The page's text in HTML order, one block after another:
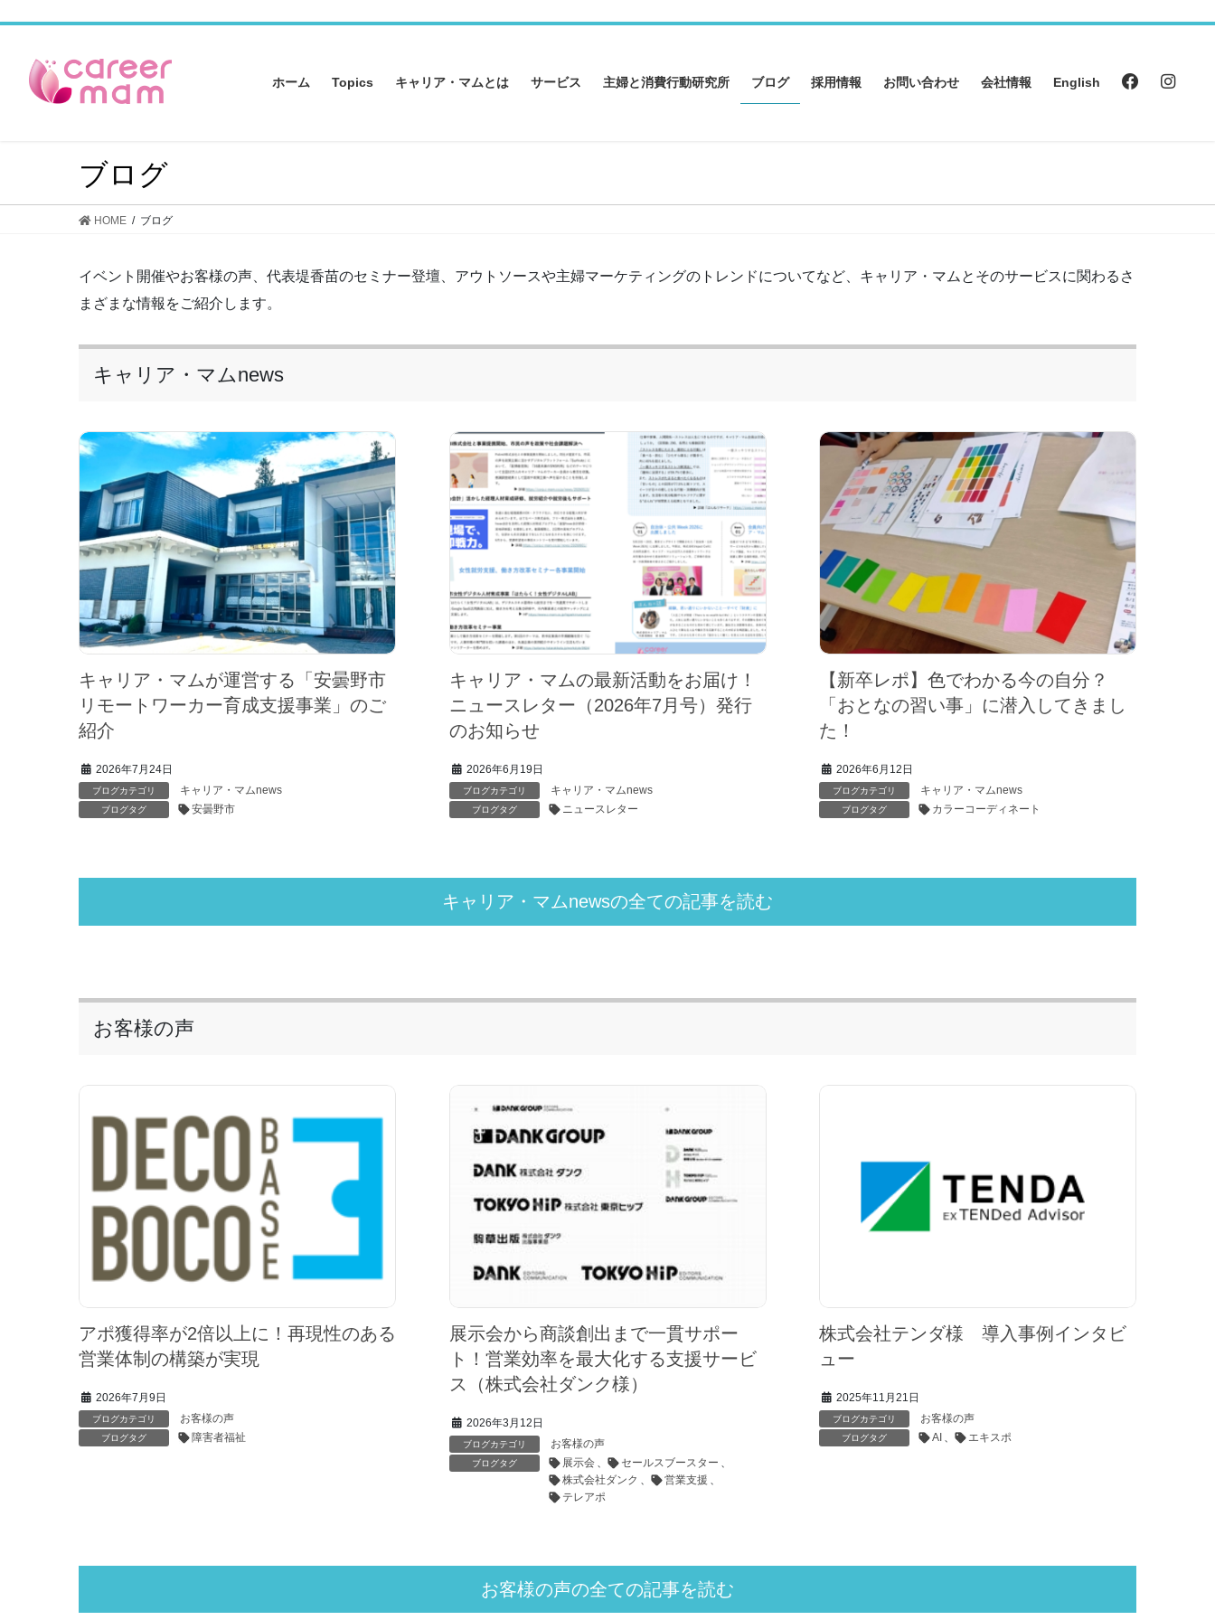
プ
動
ホーム Topics キャリア・マムとは サービス 主婦と消費行動研究所 ブログ 採用情報 お問い合わせ 会社情報 English
ブログ
HOME ブログ
イベント開催やお客様の声、代表堤香苗のセミナー登壇、アウトソースや主婦マーケティングのトレンドについてなど、キャリア・マムとそのサービスに関わるさ
まざまな情報をご紹介します。
キャリア・マムnews
ブログカテゴリ キャリア・マムnews
ブログタグ 安曇野市
2026年7月24日
キャリア・マムが運営する「安曇野市
リモートワーカー育成支援事業」のご
紹介
ブログカテゴリ キャリア・マムnews
ブログタグ ニュースレター
2026年6月19日
キャリア・マムの最新活動をお届け！
ニュースレター（2026年7月号）発行
のお知らせ
ブログカテゴリ キャリア・マムnews
ブログタグ カラーコーディネート
2026年6月12日
【新卒レポ】色でわかる今の自分？
「おとなの習い事」に潜入してきまし
た！
キャリア・マムnewsの全ての記事を読む
お客様の声
ブログカテゴリ お客様の声
ブログタグ 障害者福祉
2026年7月9日
アポ獲得率が2倍以上に！再現性のある
営業体制の構築が実現
ブログカテゴリ お客様の声
ブログタグ 展示会 セールスブースター
株式会社ダンク
営業支援
テレアポ
2026年3月12日
展示会から商談創出まで一貫サポー
ト！営業効率を最大化する支援サービ
ス（株式会社ダンク様）
ブログカテゴリ お客様の声
ブログタグ AI エキスポ
2025年11月21日
株式会社テンダ様 導入事例インタビ
ュー
お客様の声の全ての記事を読む